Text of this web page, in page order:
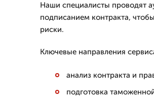
Наши специалисты проводят
подписанием контракта,
риски.
Ключевые направления
анализ контракта и
подготовка